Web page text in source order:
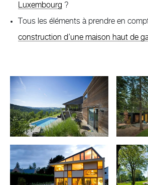
Luxembourg ?
Tous les éléments à prendre en
construction d’une maison haut de